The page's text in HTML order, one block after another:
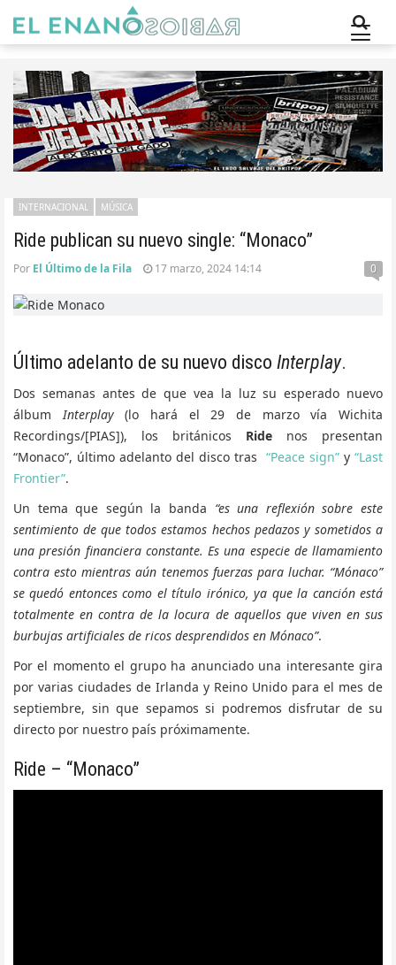
Ride publican su nuevo single: “Monaco”
INTERNACIONAL MÚSICA
Por El Último de la Fila 17 marzo, 2024 14:14 0
Último adelanto de su nuevo disco Interplay.
Dos semanas antes de que vea la luz su esperado nuevo
álbumInterplay(lo hará el 29 de marzo vía Wichita
Recordings/[PIAS]), los británicos Ride nos presentan
“Monaco”, último adelanto del disco tras “Peace sign” y “Last
Frontier”.
Un tema que según la banda “es una reflexión sobre este
sentimiento de que todos estamos hechos pedazos y sometidos a
una presión financiera constante. Es una especie de llamamiento
contra esto mientras aún tenemos fuerzas para luchar. “Mónaco”
se quedó entonces como el título irónico, ya que la canción está
totalmente en contra de la locura de aquellos que viven en sus
burbujas artificiales de ricos desprendidos en Mónaco”.
Por el momento el grupo ha anunciado una interesante gira
por varias ciudades de Irlanda y Reino Unido para el mes de
septiembre, sin que sepamos si podremos disfrutar de su
directo por nuestro país próximamente.
Ride – “Monaco”